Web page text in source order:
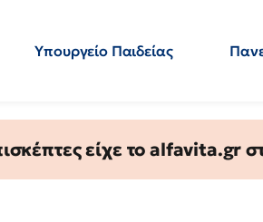
Υπουργείο Παιδείας
είχε το alfavita.gr